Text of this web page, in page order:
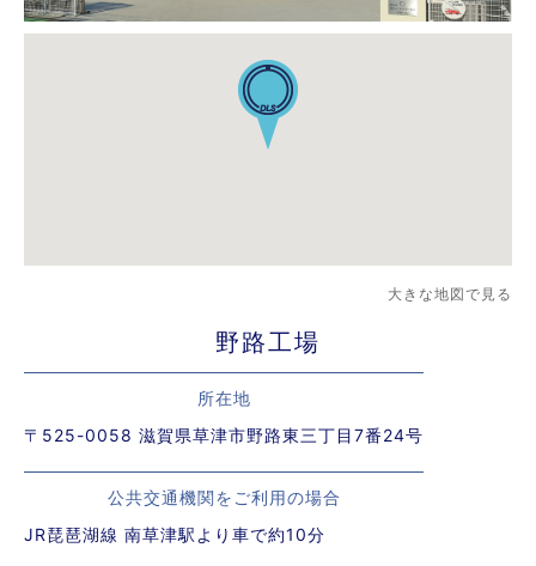
大きな地図で見る
野路工場
所在地
〒525-0058 滋賀県草津市野路東三丁目7番24号
公共交通機関をご利用の場合
JR琵琶湖線 南草津駅より車で約10分